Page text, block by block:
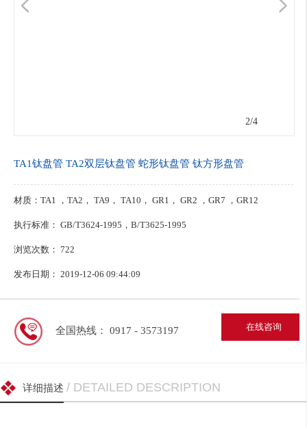
3/4
TA1钛盘管 TA2双层钛盘管 蛇形钛盘管 钛方形盘管
材质：TA1 ，TA2， TA9， TA10， GR1， GR2 ，GR7 ，GR12
执行标准： GB/T3624-1995，B/T3625-1995
浏览次数： 722
发布日期： 2019-12-06 09:44:09
在线咨询
全国热线： 0917 - 3573197
详细描述 / DETAILED DESCRIPTION